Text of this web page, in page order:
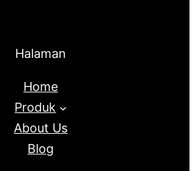
Halaman
Home
Produk
About Us
Blog